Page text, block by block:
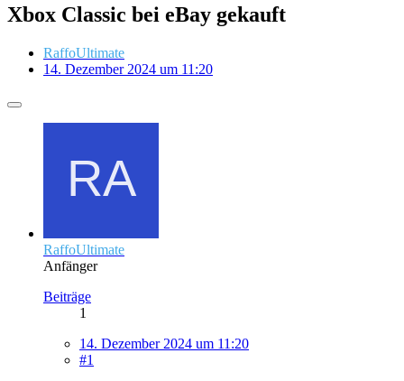
Xbox Classic bei eBay gekauft
RaffoUltimate
14. Dezember 2024 um 11:20
RaffoUltimate
Anfänger
Beiträge
1
14. Dezember 2024 um 11:20
#1